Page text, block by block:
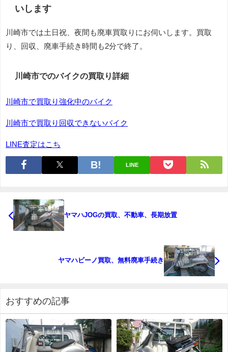
いします
川崎市では土日祝、夜間も廃車買取りにお伺いします。買取
り、回収、廃車手続き時間も2分で終了。
川崎市でのバイクの買取り詳細
川崎市で買取り強化中のバイク
川崎市で買取り回収できないバイク
LINE査定はこち
LINE
ヤマハJOGの買取、不動車、長期放置
ヤマハビーノ買取、無料廃車手続き
おすすめの記事